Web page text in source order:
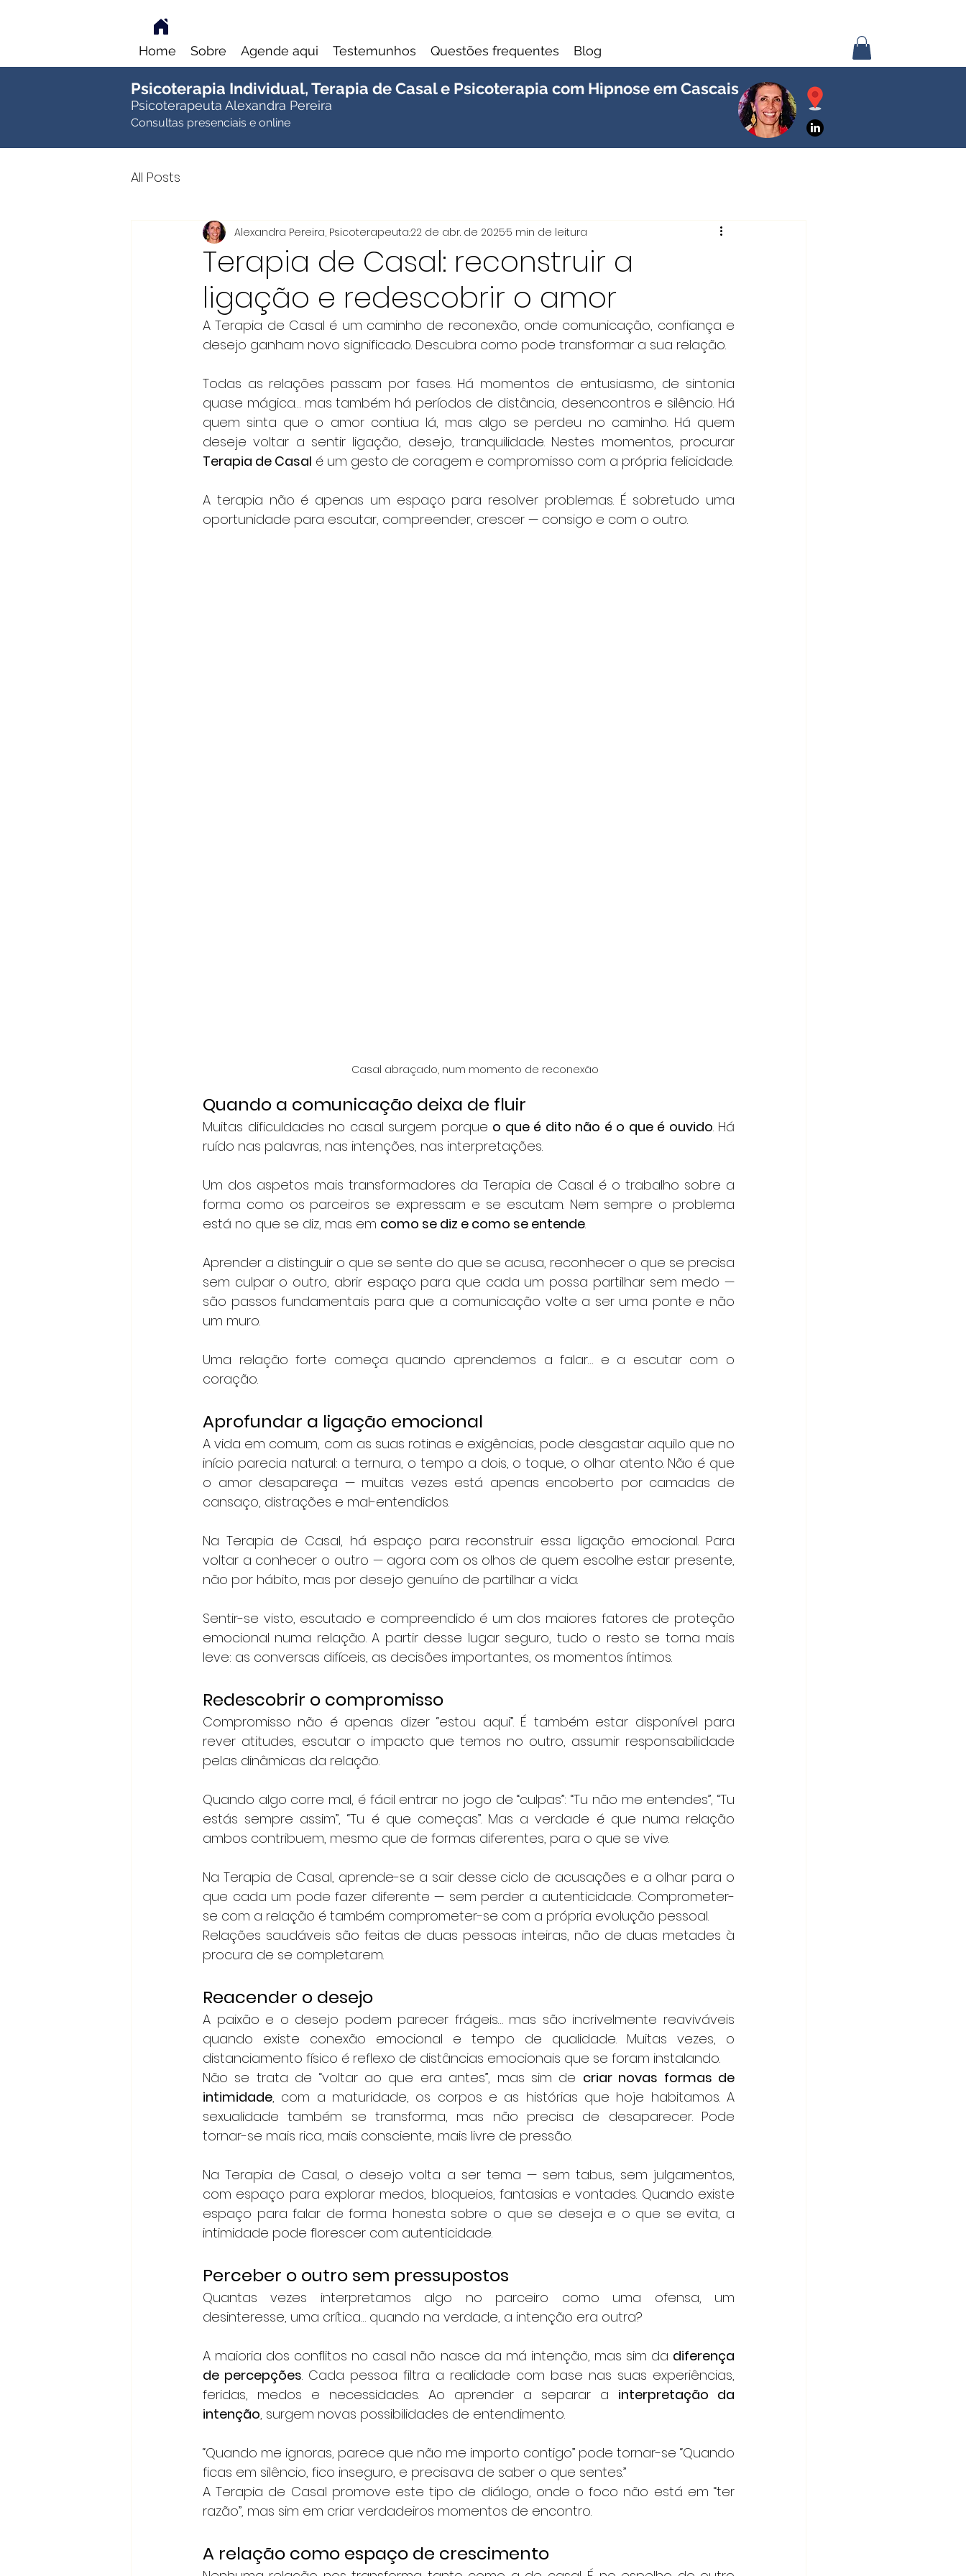
Home Sobre Agende aqui Testemunhos Questões frequentes Blog
Psicoterapia Individual, Terapia de Casal e Psicoterapia com Hipnose em Cascais
Psicoterapeuta Alexandra Pereira
Consultas presenciais e online
All Posts
Terapia de Casal: reconstruir a
ligação e redescobrir o amor
Alexandra Pereira, Psicoterapeuta.22 de abr. de 20255 min de leitura
A Terapia de Casal é um caminho de reconexão, onde comunicação, confiança e
desejo ganham novo significado. Descubra como pode transformar a sua relação.
Todas as relações passam por fases. Há momentos de entusiasmo, de sintonia
quase mágica… mas também há períodos de distância, desencontros e silêncio. Há
quem sinta que o amor contiua lá, mas algo se perdeu no caminho. Há quem
Terapia de Casal é um gesto de coragem e compromisso com a própria felicidade.
A terapia não é apenas um espaço para resolver problemas. É sobretudo uma
oportunidade para escutar, compreender, crescer — consigo e com o outro.
Casal abraçado, num momento de reconexão
Quando a comunicação deixa de fluir
Muitas dificuldades no casal surgem porque o que é dito não é o que é ouvido. Há
ruído nas palavras, nas intenções, nas interpretações.
Um dos aspetos mais transformadores da Terapia de Casal é o trabalho sobre a
forma como os parceiros se expressam e se escutam. Nem sempre o problema
está no que se diz, mas em como se diz e como se entende.
Aprender a distinguir o que se sente do que se acusa, reconhecer o que se precisa
sem culpar o outro, abrir espaço para que cada um possa partilhar sem medo —
são passos fundamentais para que a comunicação volte a ser uma ponte e não
um muro.
Uma relação forte começa quando aprendemos a falar… e a escutar com o
coração.
Aprofundar a ligação emocional
A vida em comum, com as suas rotinas e exigências, pode desgastar aquilo que no
início parecia natural: a ternura, o tempo a dois, o toque, o olhar atento. Não é que
o amor desapareça — muitas vezes está apenas encoberto por camadas de
cansaço, distrações e mal-entendidos.
Na Terapia de Casal, há espaço para reconstruir essa ligação emocional. Para
voltar a conhecer o outro — agora com os olhos de quem escolhe estar presente,
não por hábito, mas por desejo genuíno de partilhar a vida.
Sentir-se visto, escutado e compreendido é um dos maiores fatores de proteção
emocional numa relação. A partir desse lugar seguro, tudo o resto se torna mais
leve: as conversas difíceis, as decisões importantes, os momentos íntimos.
Redescobrir o compromisso
Compromisso não é apenas dizer “estou aqui”. É também estar disponível para
rever atitudes, escutar o impacto que temos no outro, assumir responsabilidade
pelas dinâmicas da relação.
Quando algo corre mal, é fácil entrar no jogo de “culpas”: “Tu não me entendes”, “Tu
estás sempre assim”, “Tu é que começas”. Mas a verdade é que numa relação
ambos contribuem, mesmo que de formas diferentes, para o que se vive.
Na Terapia de Casal, aprende-se a sair desse ciclo de acusações e a olhar para o
que cada um pode fazer diferente — sem perder a autenticidade. Comprometer-
se com a relação é também comprometer-se com a própria evolução pessoal.
Relações saudáveis são feitas de duas pessoas inteiras, não de duas metades à
procura de se completarem.
Reacender o desejo
A paixão e o desejo podem parecer frágeis… mas são incrivelmente reaviváveis
quando existe conexão emocional e tempo de qualidade. Muitas vezes, o
distanciamento físico é reflexo de distâncias emocionais que se foram instalando.
Não se trata de “voltar ao que era antes”, mas sim de criar novas formas de
intimidade, com a maturidade, os corpos e as histórias que hoje habitamos. A
sexualidade também se transforma, mas não precisa de desaparecer. Pode
tornar-se mais rica, mais consciente, mais livre de pressão.
Na Terapia de Casal, o desejo volta a ser tema — sem tabus, sem julgamentos,
com espaço para explorar medos, bloqueios, fantasias e vontades. Quando existe
espaço para falar de forma honesta sobre o que se deseja e o que se evita, a
intimidade pode florescer com autenticidade.
Perceber o outro sem pressupostos
Quantas vezes interpretamos algo no parceiro como uma ofensa, um
desinteresse, uma crítica… quando na verdade, a intenção era outra?
A maioria dos conflitos no casal não nasce da má intenção, mas sim da diferença
de percepções. Cada pessoa filtra a realidade com base nas suas experiências,
feridas, medos e necessidades. Ao aprender a separar a interpretação da
intenção, surgem novas possibilidades de entendimento.
“Quando me ignoras, parece que não me importo contigo” pode tornar-se “Quando
ficas em silêncio, fico inseguro, e precisava de saber o que sentes.”
A Terapia de Casal promove este tipo de diálogo, onde o foco não está em “ter
razão”, mas sim em criar verdadeiros momentos de encontro.
A relação como espaço de crescimento